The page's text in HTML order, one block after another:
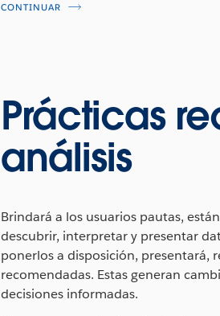
CONTINUAR
Prácticas
análisis
Brindará a los usuarios pautas,
descubrir, interpretar y presentar
ponerlos a disposición, presentará,
recomendadas. Estas generan
decisiones informadas.